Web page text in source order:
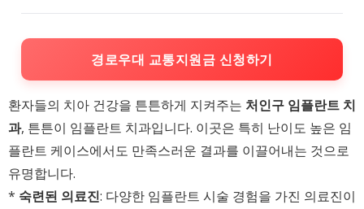
경로우대 교통지원금 신청하기
환자들의 치아 건강을 튼튼하게 지켜주는 처인구 임플란트 치
과, 튼튼이 임플란트 치과입니다. 이곳은 특히 난이도 높은 임
플란트 케이스에서도 만족스러운 결과를 이끌어내는 것으로
유명합니다.
* 숙련된 의료진: 다양한 임플란트 시술 경험을 가진 의료진이